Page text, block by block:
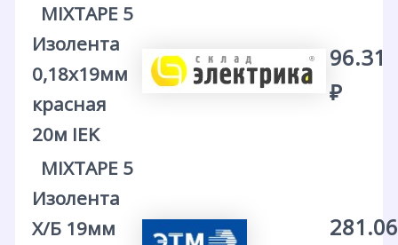
MIXTAPE 5
Изолента
0,18х19мм
красная
20м IEK
96.31
₽
MIXTAPE 5
Изолента
Х/Б 19мм
281.06